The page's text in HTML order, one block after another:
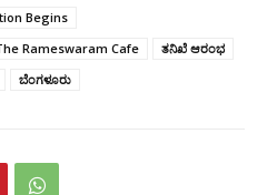
Begins
Rameswaram Cafe
ತನಿಖೆ ಆರಂಭ
ಬೆಂಗಳೂರು